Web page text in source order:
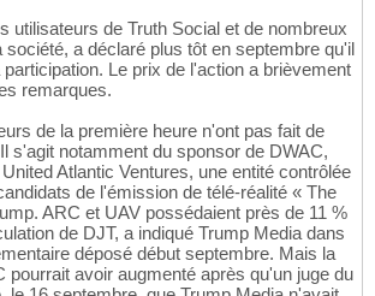
utilisateurs de Truth Social et de nombreux
société, a déclaré plus tôt en septembre qu'il
Le prix de l'action a brièvement
remarques.
de la première heure n'ont pas fait de
s'agit notamment du sponsor de DWAC,
Atlantic Ventures, une entité contrôlée
de l'émission de télé-réalité « The
ARC et UAV possédaient près de 11 %
de DJT, a indiqué Trump Media dans
déposé début septembre. Mais la
pourrait avoir augmenté après qu'un juge du